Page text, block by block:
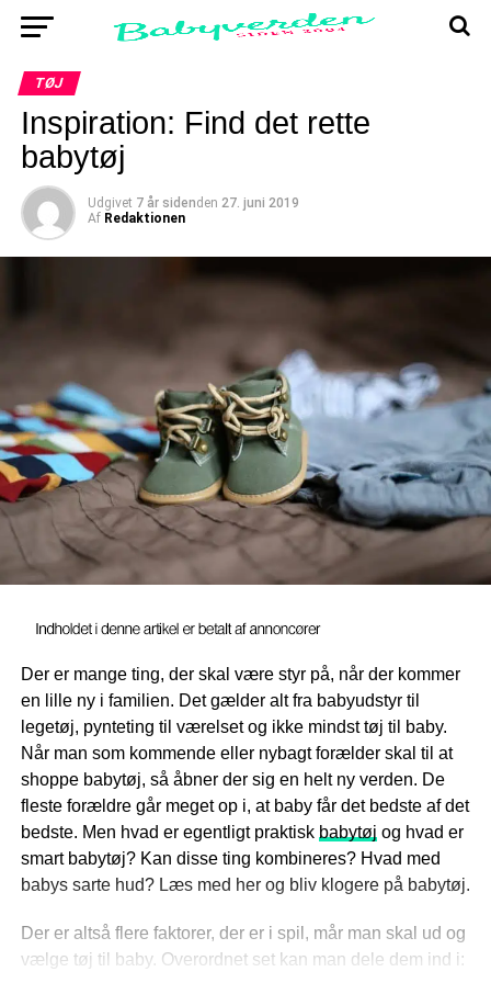
TØJ
Inspiration: Find det rette
babytøj
Udgivet 7 år sidenden 27. juni 2019
Af Redaktionen
Der er mange ting, der skal være styr på, når der kommer
en lille ny i familien. Det gælder alt fra babyudstyr til
legetøj, pynteting til værelset og ikke mindst tøj til baby.
Når man som kommende eller nybagt forælder skal til at
shoppe babytøj, så åbner der sig en helt ny verden. De
fleste forældre går meget op i, at baby får det bedste af det
bedste. Men hvad er egentligt praktisk babytøj og hvad er
smart babytøj? Kan disse ting kombineres? Hvad med
babys sarte hud? Læs med her og bliv klogere på babytøj.
Der er altså flere faktorer, der er i spil, mår man skal ud og
vælge tøj til baby. Overordnet set kan man dele dem ind i: